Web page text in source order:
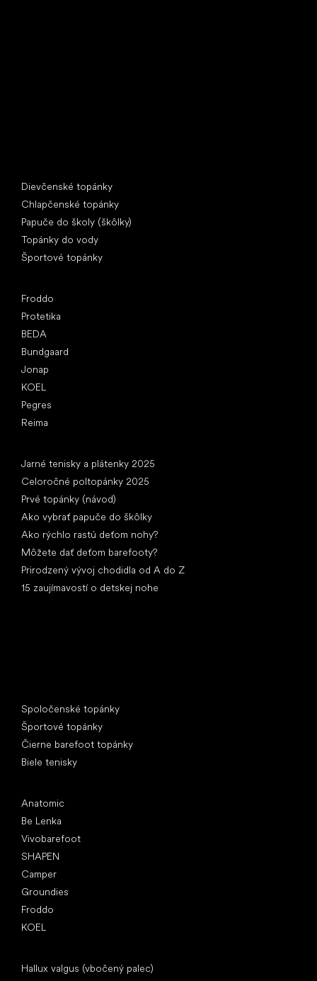
Dievčenské topánky
Chlapčenské topánky
Papuče do školy (škôlky)
Topánky do vody
Športové topánky
Froddo
Protetika
BEDA
Bundgaard
Jonap
KOEL
Pegres
Reima
Jarné tenisky a plátenky 2025
Celoročné poltopánky 2025
Prvé topánky (návod)
Ako vybrať papuče do škôlky
Ako rýchlo rastú deťom nohy?
Môžete dať deťom barefooty?
Prirodzený vývoj chodidla od A do Z
15 zaujímavostí o detskej nohe
Spoločenské topánky
Športové topánky
Čierne barefoot topánky
Biele tenisky
Anatomic
Be Lenka
Vivobarefoot
SHAPEN
Camper
Groundies
Froddo
KOEL
Hallux valgus (vbočený palec)